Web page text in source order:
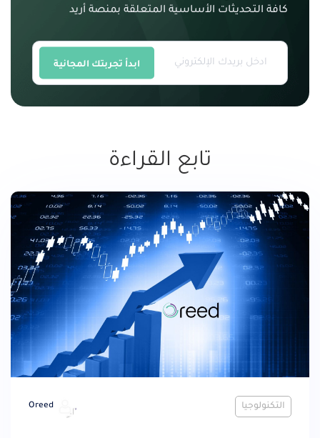
كافة التحديثات الأساسية المتعلقة بمنصة أريد
ابدأ تجربتك المجانية
تابع القراءة
التكنولوجيا Oreed